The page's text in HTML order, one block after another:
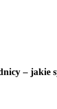
– jakie